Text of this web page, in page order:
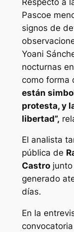
Pascoe
signos de
Yoani
nocturnas
como forma
están
protesta, y
libertad”,
El analista
pública de
Castrojunto
generado
días.
En la